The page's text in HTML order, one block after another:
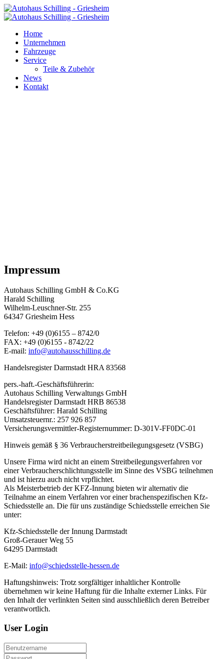
Home
Unternehmen
Fahrzeuge
Service
Teile & Zubehör
News
Kontakt
Impressum
Autohaus Schilling GmbH & Co.KG
Harald Schilling
Wilhelm-Leuschner-Str. 255
64347 Griesheim Hess
Telefon: +49 (0)6155 – 8742/0
FAX: +49 (0)6155 - 8742/22
E-mail: info@autohausschilling.de
Handelsregister Darmstadt HRA 83568
pers.-haft.-Geschäftsführerin:
Autohaus Schilling Verwaltungs GmbH
Handelsregister Darmstadt HRB 86538
Geschäftsführer: Harald Schilling
Umsatzsteuernr.: 257 926 857
Versicherungsvermittler-Registernummer: D-301V-FF0DC-01
Hinweis gemäß § 36 Verbraucherstreitbeilegungsgesetz (VSBG)
Unsere Firma wird nicht an einem Streitbeilegungsverfahren vor
einer Verbraucherschlichtungsstelle im Sinne des VSBG teilnehmen
und ist hierzu auch nicht vrpflichtet.
Als Meisterbetrieb der KFZ-Innung bieten wir alternativ die
Teilnahme an einem Verfahren vor einer brachenspezifischen Kfz-
Schiedsstelle an. Die für uns zuständige Schiedsstelle erreichen Sie
unter:
Kfz-Schiedsstelle der Innung Darmstadt
Groß-Gerauer Weg 55
64295 Darmstadt
E-Mail: info@schiedsstelle-hessen.de
Haftungshinweis: Trotz sorgfältiger inhaltlicher Kontrolle
übernehmen wir keine Haftung für die Inhalte externer Links. Für
den Inhalt der verlinkten Seiten sind ausschließlich deren Betreiber
verantwortlich.
User Login